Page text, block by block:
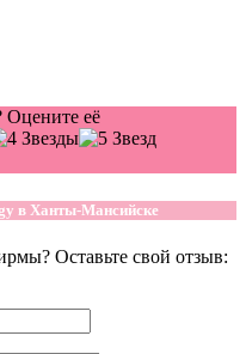
её
в Ханты-Мансийске
Оставьте свой отзыв: